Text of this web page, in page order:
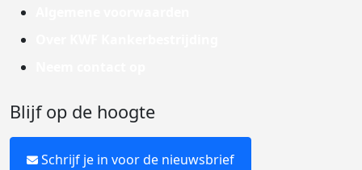
Blijf op de hoogte
Schrijf je in voor de nieuwsbrief